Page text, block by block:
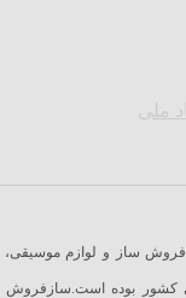
سابقه در زمینه فروش ساز و لوازم
کشور بوده است.سازفروش